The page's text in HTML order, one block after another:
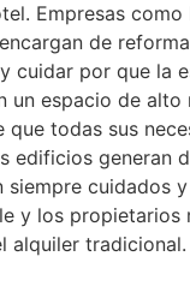
Empresas como
de
cuidar por que la
un espacio de alto
que todas sus
edificios generan
siempre cuidados
y los propietarios
alquiler